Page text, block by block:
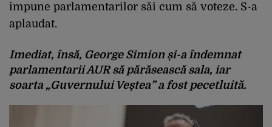
impune parlamentarilor săi cum să voteze. S-a
aplaudat.
Imediat, însă, George Simion și-a îndemnat
parlamentarii AUR să părăsească sala, iar
soarta „Guvernului Veștea” a fost pecetluită.